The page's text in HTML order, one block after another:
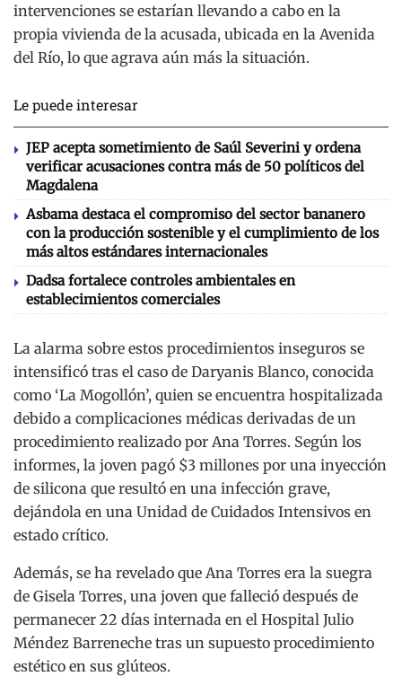
intervenciones se estarían llevando a cabo en la
propia vivienda de la acusada, ubicada en la Avenida
del Río, lo que agrava aún más la situación.
Le puede interesar
JEP acepta sometimiento de Saúl Severini y ordena
verificar acusaciones contra más de 50 políticos del
Magdalena
Asbama destaca el compromiso del sector bananero
con la producción sostenible y el cumplimiento de los
más altos estándares internacionales
Dadsa fortalece controles ambientales en
establecimientos comerciales
La alarma sobre estos procedimientos inseguros se
intensificó tras el caso de Daryanis Blanco, conocida
como ‘La Mogollón’, quien se encuentra hospitalizada
debido a complicaciones médicas derivadas de un
procedimiento realizado por Ana Torres. Según los
informes, la joven pagó $3 millones por una inyección
de silicona que resultó en una infección grave,
dejándola en una Unidad de Cuidados Intensivos en
estado crítico.
Además, se ha revelado que Ana Torres era la suegra
de Gisela Torres, una joven que falleció después de
permanecer 22 días internada en el Hospital Julio
Méndez Barreneche tras un supuesto procedimiento
estético en sus glúteos.